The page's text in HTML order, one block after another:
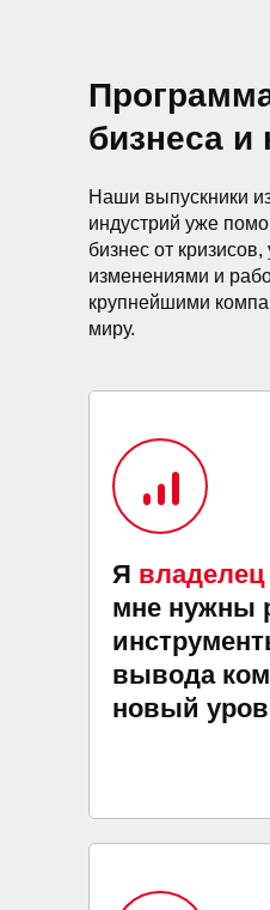
бизнеса и
Я
мне нужны
вывода
новый
Наши выпускники
индустрий уже
бизнес от кризисов,
изменениями и
крупнейшими
миру.